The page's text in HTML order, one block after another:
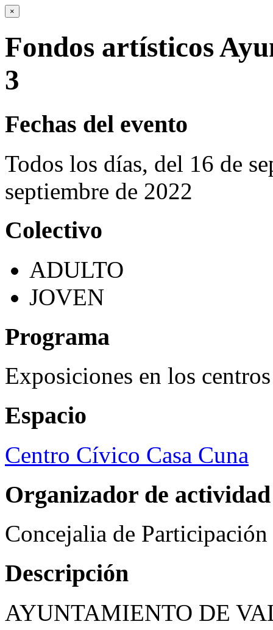
×
Fondos artísticos
3
Fechas del evento
Todos los días, del 16 de
septiembre de 2022
Colectivo
ADULTO
JOVEN
Programa
Exposiciones en los
Espacio
Centro Cívico Casa Cuna
Organizador de actividad
Concejalia de
Descripción
AYUNTAMIENTO DE